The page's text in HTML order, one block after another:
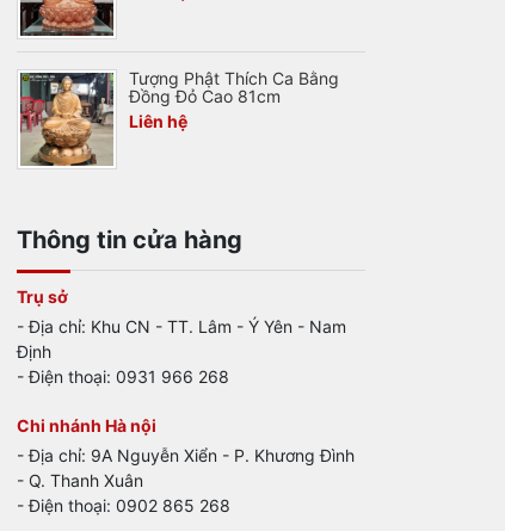
Tượng Phật Thích Ca Bằng
Đồng Đỏ Cao 81cm
Liên hệ
Thông tin cửa hàng
Trụ sở
- Địa chỉ: Khu CN - TT. Lâm - Ý Yên - Nam
Định
- Điện thoại: 0931 966 268
Chi nhánh Hà nội
- Địa chỉ: 9A Nguyễn Xiển - P. Khương Đình
- Q. Thanh Xuân
- Điện thoại: 0902 865 268